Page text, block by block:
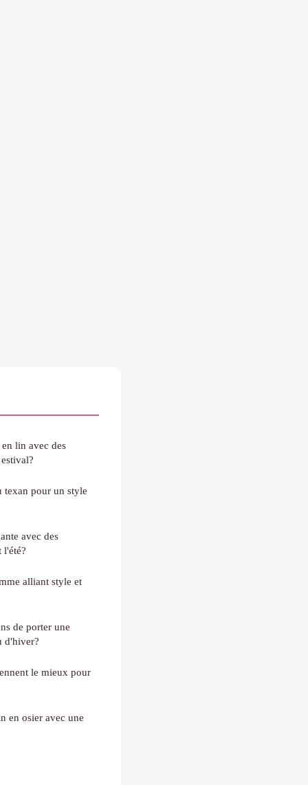
lin avec des
texan pour un style
avec des
l'été?
alliant style et
de porter une
d'hiver?
le mieux pour
en osier avec une